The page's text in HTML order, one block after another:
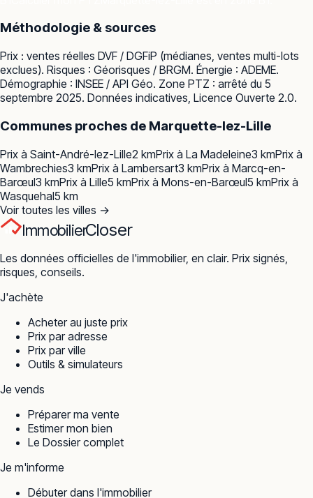
Méthodologie & sources
Prix : ventes réelles DVF / DGFiP (médianes, ventes multi-lots
exclues). Risques : Géorisques / BRGM. Énergie : ADEME.
Démographie : INSEE / API Géo. Zone PTZ : arrêté du 5
septembre 2025. Données indicatives, Licence Ouverte 2.0.
Communes proches de Marquette-lez-Lille
Prix à Saint-André-lez-Lille2 kmPrix à La Madeleine3 kmPrix à
Wambrechies3 kmPrix à Lambersart3 kmPrix à Marcq-en-
Barœul3 kmPrix à Lille5 kmPrix à Mons-en-Barœul5 kmPrix à
Wasquehal5 km
Voir toutes les villes →
ImmobilierCloser
Les données officielles de l'immobilier, en clair. Prix signés,
risques, conseils.
J'achète
Acheter au juste prix
Prix par adresse
Prix par ville
Outils & simulateurs
Je vends
Préparer ma vente
Estimer mon bien
Le Dossier complet
Je m'informe
Débuter dans l'immobilier